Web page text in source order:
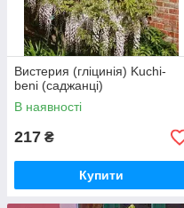
Вистерия (гліцинія) Kuchi-
beni (саджанці)
В наявності
217 ₴
Купити